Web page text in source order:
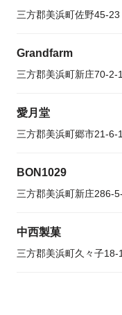
三方郡美浜町佐野45-23
Grandfarm
三方郡美浜町新庄70-2-1
愛月堂
三方郡美浜町郷市21-6-1
BON1029
三方郡美浜町新庄286-
中西製菓
三方郡美浜町久々子18-